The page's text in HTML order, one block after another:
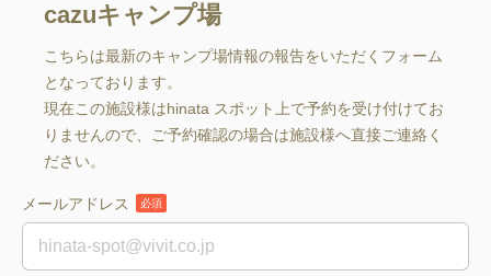
cazuキャンプ場
こちらは最新のキャンプ場情報の報告をいただくフォーム
となっております。
現在この施設様はhinata スポット上で予約を受け付けてお
りませんので、ご予約確認の場合は施設様へ直接ご連絡く
ださい。
メールアドレス 必須